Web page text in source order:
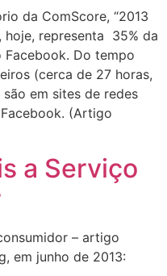
da ComScore, “2013
hoje, representa 35% da
Facebook. Do tempo
(cerca de 27 horas,
em sites de redes
(Artigo
a Serviço
– artigo
em junho de 2013: